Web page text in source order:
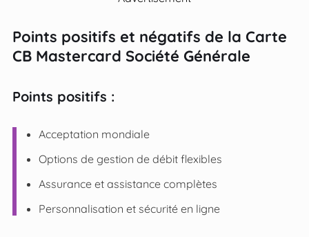
Points positifs et négatifs de la Carte
CB Mastercard Société Générale
Points positifs :
Acceptation mondiale
Options de gestion de débit flexibles
Assurance et assistance complètes
Personnalisation et sécurité en ligne